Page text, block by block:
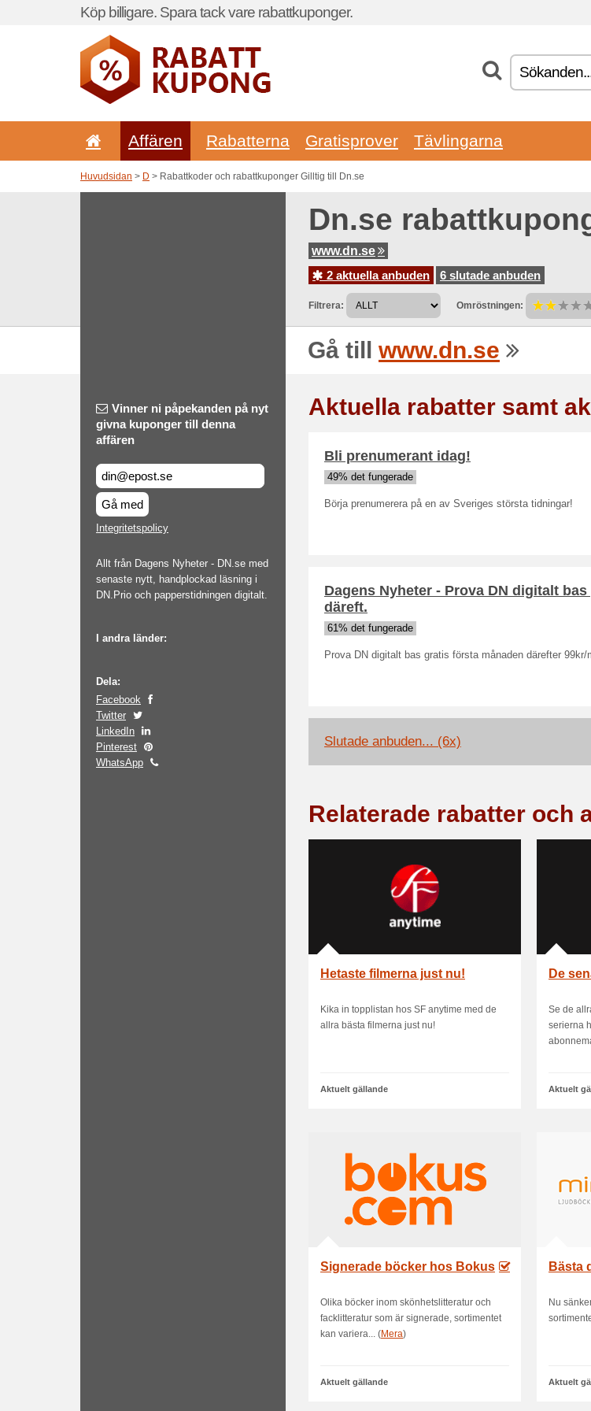
Köp billigare. Spara tack vare rabattkuponger.
Affären Rabatterna Gratisprover Tävlingarna
Huvudsidan > D > Rabattkoder och rabattkuponger Gilltig till Dn.se
Dn.se
www.dn.se
2 aktuella anbuden
6 slutade anbuden
Filtrera: Omröstningen:
Gå till www.dn.se
Vinner ni påpekanden på nyt
givna kuponger till denna
affären
Gå med
Integritetspolicy
Allt från Dagens Nyheter - DN.se med
senaste nytt, handplockad läsning i
DN.Prio och papperstidningen digitalt.
I andra länder:
Dela:
Facebook
Twitter
LinkedIn
Pinterest
WhatsApp
Aktuella rabatter samt
Bli prenumerant idag!
49% det fungerade
Börja prenumerera på en av Sveriges största tidningar!
Dagens Nyheter - Prova DN digitalt
däreft.
61% det fungerade
Prova DN digitalt bas gratis första månaden därefter 99kr/
Slutade anbuden... (6x)
Relaterade rabatter och
Hetaste filmerna just nu!
Kika in topplistan hos SF anytime med de
allra bästa filmerna just nu!
Aktuelt gällande
De
Se de
serierna
Aktuelt
Signerade böcker hos Bokus
Olika böcker inom skönhetslitteratur och
facklitteratur som är signerade, sortimentet
kan variera... (Mera)
Aktuelt gällande
Bästa
Nu
Aktuelt